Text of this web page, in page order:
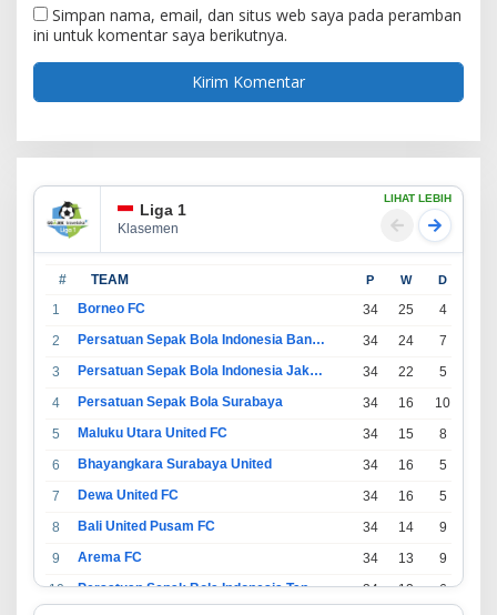
Simpan nama, email, dan situs web saya pada peramban
ini untuk komentar saya berikutnya.
Liga 1
Klasemen
LIHAT LEBIH
# TEAM P W D
1 Borneo FC 34 25 4
2
Persatuan Sepak Bola Indonesia Bandung 34 24 7
3
Persatuan Sepak Bola Indonesia Jakarta 34 22 5
4
Persatuan Sepak Bola Surabaya 34 16 10
5
Maluku Utara United FC 34 15 8
6
Bhayangkara Surabaya United 34 16 5
7
Dewa United FC 34 16 5
8
Bali United Pusam FC 34 14 9
9
Arema FC 34 13 9
10
Persatuan Sepak Bola Indonesia Tangerang 34 13 6